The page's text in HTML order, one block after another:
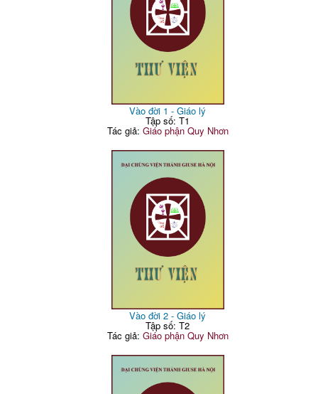
Vào đời 1 - Giáo lý
Tập số: T1
Tác giả: Giáo phận Quy Nhơn
Vào đời 2 - Giáo lý
Tập số: T2
Tác giả: Giáo phận Quy Nhơn